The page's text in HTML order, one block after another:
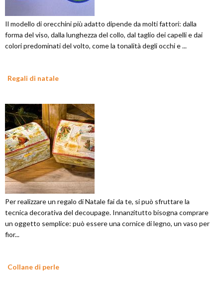
Il modello di orecchini più adatto dipende da molti fattori: dalla
forma del viso, dalla lunghezza del collo, dal taglio dei capelli e dai
colori predominati del volto, come la tonalità degli occhi e ...
Regali di natale
Per realizzare un regalo di Natale fai da te, si può sfruttare la
tecnica decorativa del decoupage. Innanzitutto bisogna comprare
un oggetto semplice: può essere una cornice di legno, un vaso per
fior...
Collane di perle